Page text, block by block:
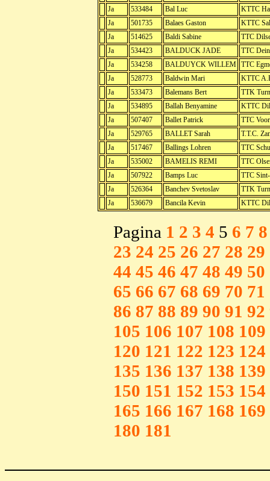
Ja
533484 Bal Luc
KTTC
Ja
501735 Balaes Gaston
KTTC
Ja
514625 Baldi Sabine
TTC
Ja
534423 BALDUCK JADE
TTC
Ja
534258 BALDUYCK WILLEM TTC
Ja
528773 Baldwin Mari
KTTC
Ja
533473 Balemans Bert
TTK
Ja
534895 Ballah Benyamine
KTTC
Ja
507407 Ballet Patrick
TTC
Ja
529765 BALLET Sarah
T.T.C.
Ja
517467 Ballings Lohren
TTC
Ja
535002 BAMELIS REMI
TTC
Ja
507922 Bamps Luc
TTC
Ja
526364 Banchev Svetoslav
TTK
Ja
536679 Bancila Kevin KTTC
Pagina 1 2 3 4 5 6 7 8
23 24 25 26 27 28 29
44 45 46 47 48 49 50
65 66 67 68 69 70 71
86 87 88 89 90 91 92
105 106 107 108 109
120 121 122 123 124
135 136 137 138 139
150 151 152 153 154
165 166 167 168 169
180 181